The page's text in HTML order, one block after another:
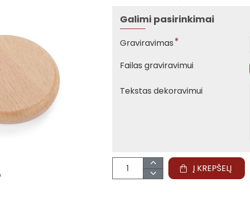
Galimi pasirinkimai
Graviravimas
Failas graviravimui
Tekstas dekoravimui
Į KREPŠELĮ